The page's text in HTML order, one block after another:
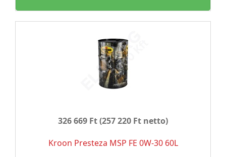
326 669 Ft(257 220 Ft netto)
Kroon Presteza MSP FE 0W-30 60L